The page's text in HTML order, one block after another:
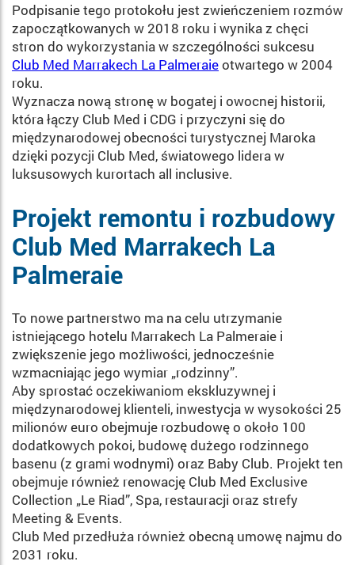
Podpisanie tego protokołu jest zwieńczeniem rozmów
zapoczątkowanych w 2018 roku i wynika z chęci
stron do wykorzystania w szczególności sukcesu
Club Med Marrakech La Palmeraieotwartego w 2004
roku.
Wyznacza nową stronę w bogatej i owocnej historii,
która łączy Club Med i CDG i przyczyni się do
międzynarodowej obecności turystycznej Maroka
dzięki pozycji Club Med, światowego lidera w
luksusowych kurortach all inclusive.
Projekt remontu i rozbudowy
Club Med Marrakech La
Palmeraie
To nowe partnerstwo ma na celu utrzymanie
istniejącego hotelu Marrakech La Palmeraie i
zwiększenie jego możliwości, jednocześnie
wzmacniając jego wymiar „rodzinny”.
Aby sprostać oczekiwaniom ekskluzywnej i
międzynarodowej klienteli, inwestycja w wysokości 25
milionów euro obejmuje rozbudowę o około 100
dodatkowych pokoi, budowę dużego rodzinnego
basenu (z grami wodnymi) oraz Baby Club. Projekt ten
obejmuje również renowację Club Med Exclusive
Collection „Le Riad”, Spa, restauracji oraz strefy
Meeting & Events.
Club Med przedłuża również obecną umowę najmu do
2031 roku.